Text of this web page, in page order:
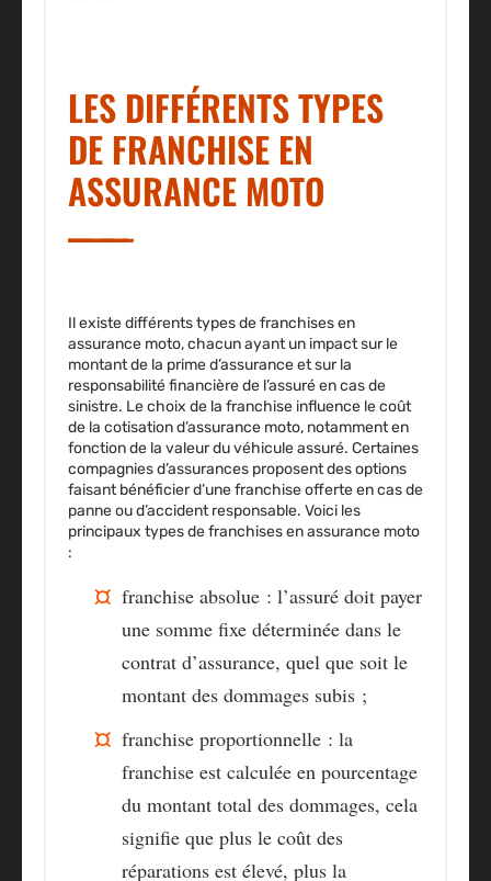
LES DIFFÉRENTS TYPES
DE FRANCHISE EN
ASSURANCE MOTO
Il existe différents types de franchises en
assurance moto, chacun ayant un impact sur le
montant de la prime d’assurance et sur la
responsabilité financière de l’assuré en cas de
sinistre. Le choix de la franchise influence le coût
de la cotisation d’assurance moto, notamment en
fonction de la valeur du véhicule assuré. Certaines
compagnies d’assurances proposent des options
faisant bénéficier d’une franchise offerte en cas de
panne ou d’accident responsable. Voici les
principaux types de franchises en assurance moto
:
franchise absolue : l’assuré doit payer
une somme fixe déterminée dans le
contrat d’assurance, quel que soit le
montant des dommages subis ;
franchise proportionnelle : la
franchise est calculée en pourcentage
du montant total des dommages, cela
signifie que plus le coût des
réparations est élevé, plus la